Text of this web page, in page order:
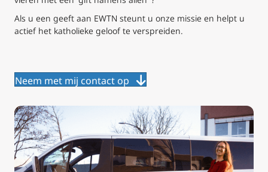
Als u een geeft aan EWTN steunt u onze missie en helpt u
actief het katholieke geloof te verspreiden.
Neem met mij contact op